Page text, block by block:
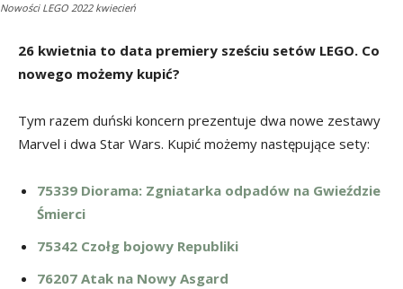
Nowości LEGO 2022 kwiecień
26 kwietnia to data premiery sześciu setów LEGO. Co
nowego możemy kupić?
Tym razem duński koncern prezentuje dwa nowe zestawy
Marvel i dwa Star Wars. Kupić możemy następujące sety:
75339 Diorama: Zgniatarka odpadów na Gwieździe
Śmierci
75342 Czołg bojowy Republiki
76207 Atak na Nowy Asgard